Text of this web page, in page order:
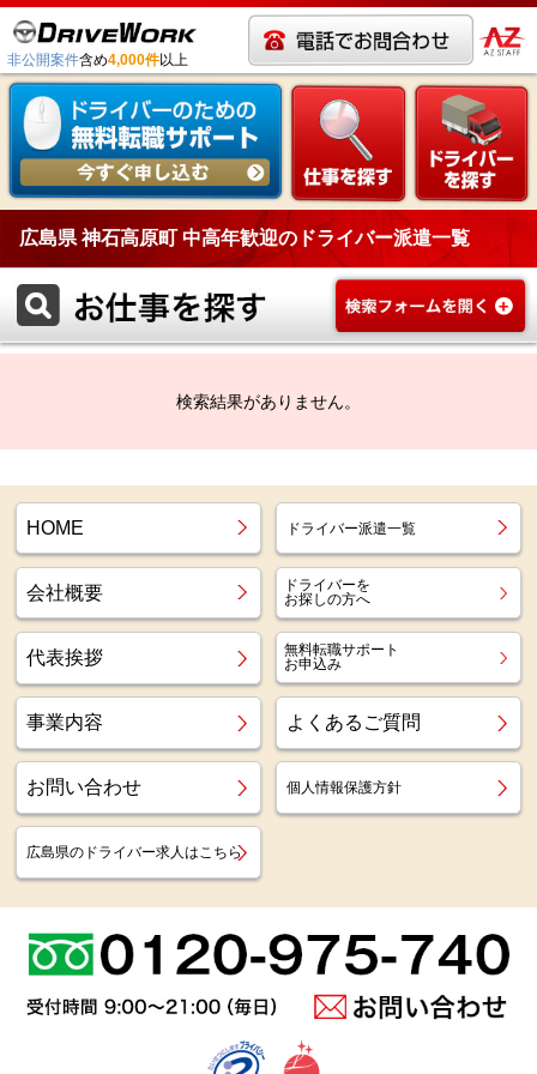
非公開案件含め4,000件以上
広島県 神石高原町 中高年歓迎のドライバー派遣一覧
検索結果がありません。
HOME ドライバー派遣一覧
会社概要
ドライバーを
お探しの方へ
代表挨拶
無料転職サポート
お申込み
事業内容 よくあるご質問
お問い合わせ 個人情報保護方針
広島県のドライバー求人はこちら